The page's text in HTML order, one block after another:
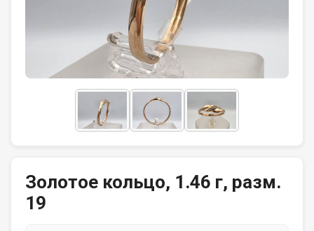
Золотое кольцо, 1.46 г, разм.
19